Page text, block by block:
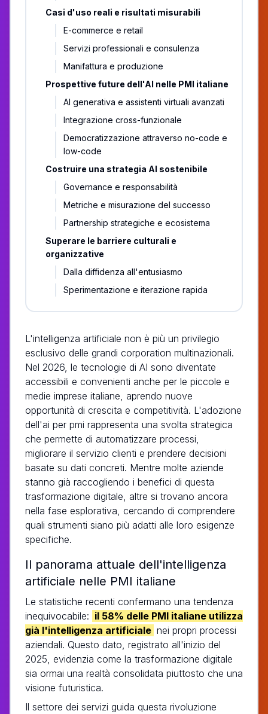
Casi d'uso reali e risultati misurabili
E-commerce e retail
Servizi professionali e consulenza
Manifattura e produzione
Prospettive future dell'AI nelle PMI italiane
AI generativa e assistenti virtuali avanzati
Integrazione cross-funzionale
Democratizzazione attraverso no-code e
low-code
Costruire una strategia AI sostenibile
Governance e responsabilità
Metriche e misurazione del successo
Partnership strategiche e ecosistema
Superare le barriere culturali e
organizzative
Dalla diffidenza all'entusiasmo
Sperimentazione e iterazione rapida
L'intelligenza artificiale non è più un privilegio
esclusivo delle grandi corporation multinazionali.
Nel 2026, le tecnologie di AI sono diventate
accessibili e convenienti anche per le piccole e
medie imprese italiane, aprendo nuove
opportunità di crescita e competitività. L'adozione
dell'ai per pmi rappresenta una svolta strategica
che permette di automatizzare processi,
migliorare il servizio clienti e prendere decisioni
basate su dati concreti. Mentre molte aziende
stanno già raccogliendo i benefici di questa
trasformazione digitale, altre si trovano ancora
nella fase esplorativa, cercando di comprendere
quali strumenti siano più adatti alle loro esigenze
specifiche.
Il panorama attuale dell'intelligenza
artificiale nelle PMI italiane
Le statistiche recenti confermano una tendenza
inequivocabile: il 58% delle PMI italiane utilizza
già l'intelligenza artificiale nei propri processi
aziendali. Questo dato, registrato all'inizio del
2025, evidenzia come la trasformazione digitale
sia ormai una realtà consolidata piuttosto che una
visione futuristica.
Il settore dei servizi guida questa rivoluzione